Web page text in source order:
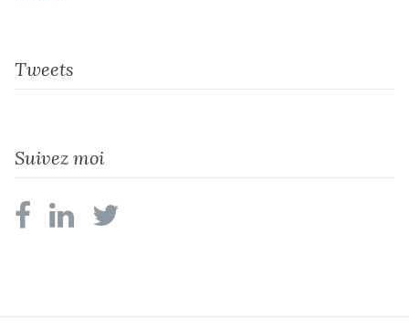
Tweets
Suivez moi
facebooklinkedin